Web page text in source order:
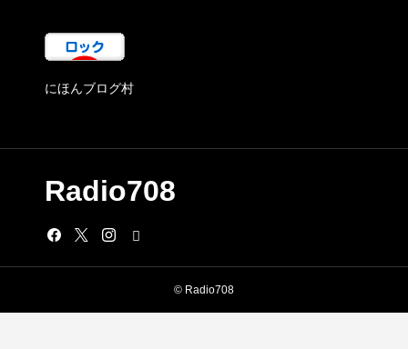
にほんブログ村
Radio708
© Radio708